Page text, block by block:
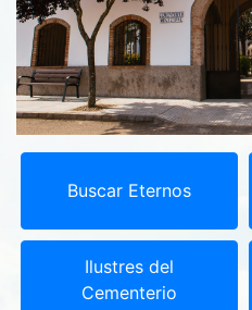
Buscar Eternos
Ilustres del
Cementerio